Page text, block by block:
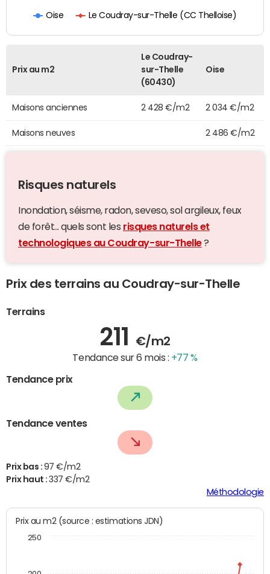
Oise Le Coudray-sur-Thelle (CC Thelloise)
Prix au m2
Le Coudray-
sur-Thelle
(60430)
Oise
Maisons anciennes 2 428 €/m2 2 034 €/m2
Maisons neuves 2 486 €/m2
Risques naturels
Inondation, séisme, radon, seveso, sol argileux, feux
de forêt... quels sont les risques naturels et
technologiques au Coudray-sur-Thelle?
Prix des terrains au Coudray-sur-Thelle
Terrains
211 €/m2
Tendance sur 6 mois : +77 %
Tendance prix
Tendance ventes
Prix bas : 97 €/m2
Prix haut :337 €/m2
Méthodologie
Prix au m2 (source : estimations JDN)
250